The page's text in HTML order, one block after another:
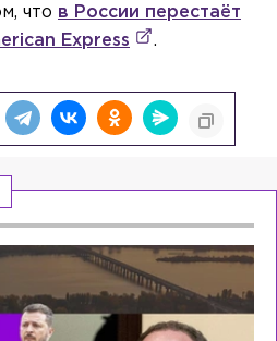
что в России перестаёт
Express
.